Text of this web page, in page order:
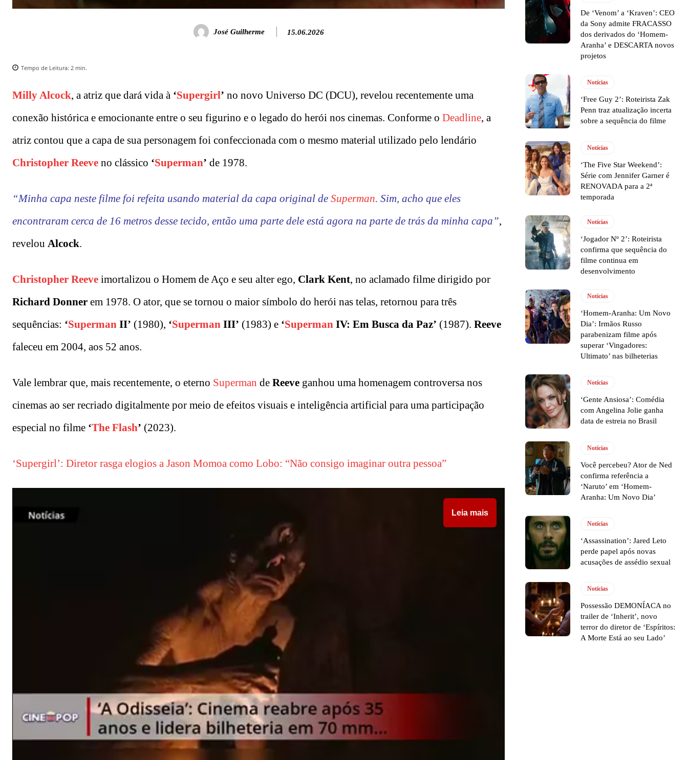
José Guilherme 15.06.2026
Tempo de Leitura: 2 min.
Milly Alcock, a atriz que dará vida à ‘Supergirl’ no novo Universo DC (DCU), revelou recentemente uma
conexão histórica e emocionante entre o seu figurino e o legado do herói nos cinemas. Conforme o Deadline, a
atriz contou que a capa de sua personagem foi confeccionada com o mesmo material utilizado pelo lendário
Christopher Reeve no clássico ‘Superman’ de 1978.
“Minha capa neste filme foi refeita usando material da capa original de Superman. Sim, acho que eles
encontraram cerca de 16 metros desse tecido, então uma parte dele está agora na parte de trás da minha capa”,
revelou Alcock.
Christopher Reeve imortalizou o Homem de Aço e seu alter ego, Clark Kent, no aclamado filme dirigido por
Richard Donner em 1978. O ator, que se tornou o maior símbolo do herói nas telas, retornou para três
sequências: ‘Superman II’ (1980), ‘Superman III’ (1983) e ‘Superman IV: Em Busca da Paz’ (1987). Reeve
faleceu em 2004, aos 52 anos.
Vale lembrar que, mais recentemente, o eterno Superman de Reeve ganhou uma homenagem controversa nos
cinemas ao ser recriado digitalmente por meio de efeitos visuais e inteligência artificial para uma participação
especial no filme ‘The Flash’ (2023).
‘Supergirl’: Diretor rasga elogios a Jason Momoa como Lobo: “Não consigo imaginar outra pessoa”
Leia mais
De ‘Venom’ a ‘Kraven’: CEO
da Sony admite FRACASSO
dos derivados do ‘Homem-
Aranha’ e DESCARTA novos
projetos
Notícias
‘Free Guy 2’: Roteirista Zak
Penn traz atualização incerta
sobre a sequência do filme
Notícias
‘The Five Star Weekend’:
Série com Jennifer Garner é
RENOVADA para a 2ª
temporada
Notícias
‘Jogador Nº 2’: Roteirista
confirma que sequência do
filme continua em
desenvolvimento
Notícias
‘Homem-Aranha: Um Novo
Dia’: Irmãos Russo
parabenizam filme após
superar ‘Vingadores:
Ultimato’ nas bilheterias
Notícias
‘Gente Ansiosa’: Comédia
com Angelina Jolie ganha
data de estreia no Brasil
Notícias
Você percebeu? Ator de Ned
confirma referência a
‘Naruto’ em ‘Homem-
Aranha: Um Novo Dia’
Notícias
‘Assassination’: Jared Leto
perde papel após novas
acusações de assédio sexual
Notícias
Possessão DEMONÍACA no
trailer de ‘Inherit’, novo
terror do diretor de ‘Espíritos:
A Morte Está ao seu Lado’